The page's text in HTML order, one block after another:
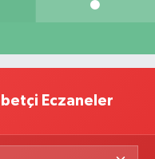
Eczaneler